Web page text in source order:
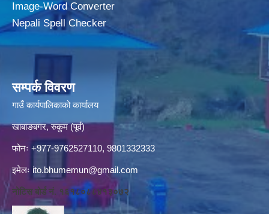
Image-Word Converter
Nepali Spell Checker
सम्पर्क विवरण
गाउँ कार्यपालिकाको कार्यालय
खाबाङबगर, रुकुम (पूर्व)
फोनः +977-9762527110, 9801332333
इमेलः ito.bhumemun@gmail.com
नोटिस बोर्ड नं. १६१८०८८४१३०७२